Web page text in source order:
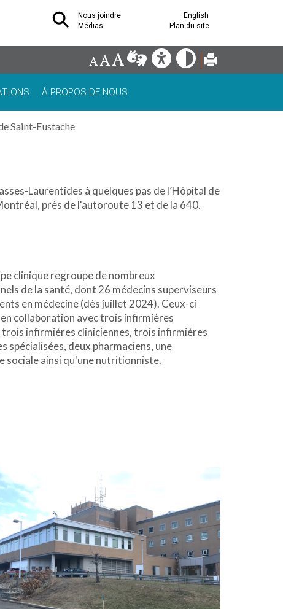
Nous joindre
English
Médias
Plan du site
À PROPOS DE NOUS
Saint-Eustache
Laurentides à quelques pas de l’Hôpital de
l, près de l'autoroute 13 et dela 640.
clinique regroupe de nombreux
de la santé, dont 26 médecins superviseurs
en médecine (dès juillet 2024). Ceux-ci
collaboration avectrois infirmières
trois infirmières cliniciennes, trois infirmières
spécialisées, deux pharmaciens, une
sociale ainsi qu'une nutritionniste.